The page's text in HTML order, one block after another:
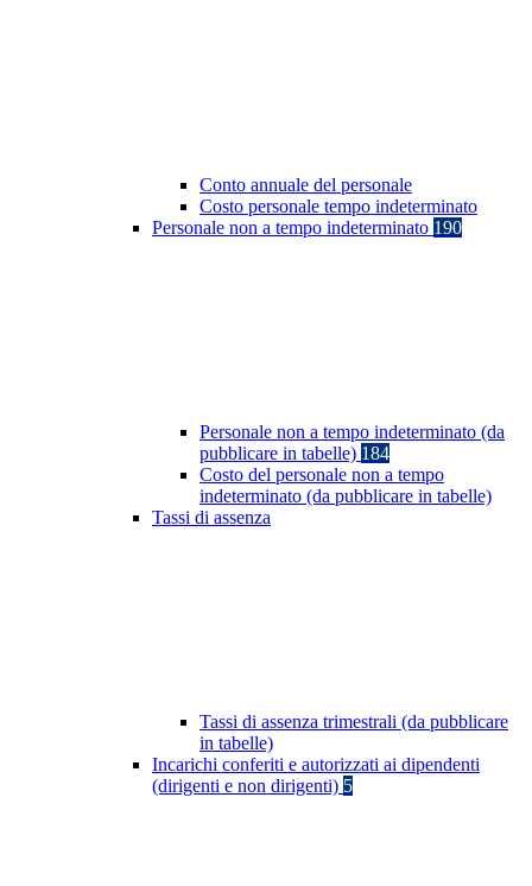
Conto annuale del personale
Costo personale tempo indeterminato
Personale non a tempo indeterminato 190
Personale non a tempo indeterminato (da
pubblicare in tabelle) 184
Costo del personale non a tempo
indeterminato (da pubblicare in tabelle)
Tassi di assenza
Tassi di assenza trimestrali (da pubblicare
in tabelle)
Incarichi conferiti e autorizzati ai dipendenti
(dirigenti e non dirigenti) 5